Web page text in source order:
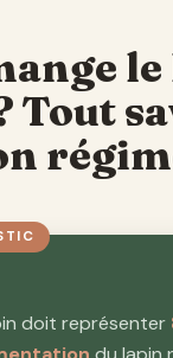
Tout
doit représenter